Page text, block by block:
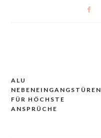
Navigacija
prispevka
ALU
NEBENEINGANGSTÜREN
FÜR HÖCHSTE
ANSPRÜCHE